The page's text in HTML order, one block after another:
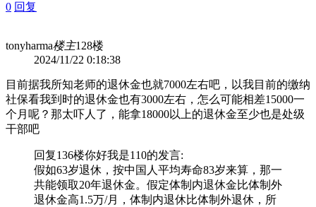
0 回复
tonyharma楼主128楼
2024/11/22 0:18:38
目前据我所知老师的退休金也就7000左右吧，以我目前的缴纳
社保看我到时的退休金也有3000左右，怎么可能相差15000一
个月呢？那太吓人了，能拿18000以上的退休金至少也是处级
干部吧
回复136楼你好我是110的发言:
假如63岁退休，按中国人平均寿命83岁来算，那一
共能领取20年退休金。假定体制内退休金比体制外
退休金高1.5万/月，体制内退休比体制外退休，所